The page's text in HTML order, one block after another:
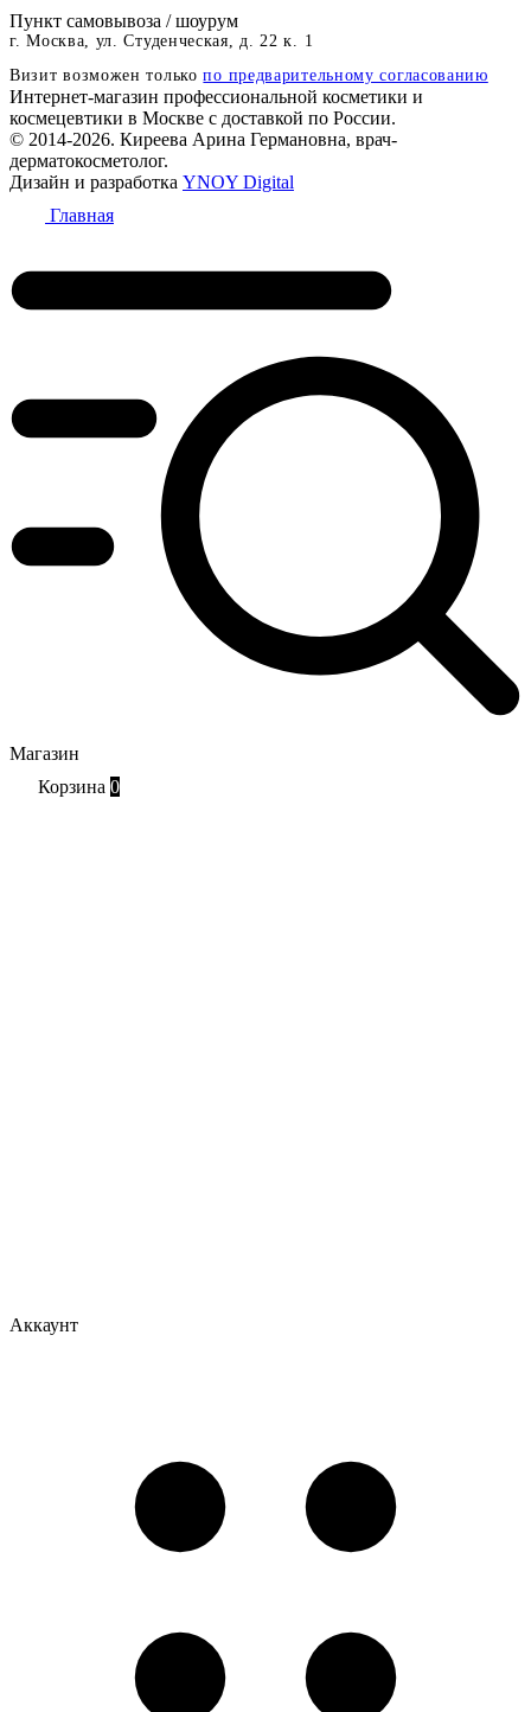
Пункт самовывоза / шоурум
г. Москва, ул. Студенческая, д. 22 к. 1
Визит возможен толькопо предварительному согласованию
Интернет-магазин профессиональной косметики и
космецевтики в Москве с доставкой по России.
© 2014-2026. Киреева Арина Германовна, врач-
дерматокосметолог.
Дизайн и разработка YNOY Digital
Главная
Магазин
Корзина 0
Аккаунт